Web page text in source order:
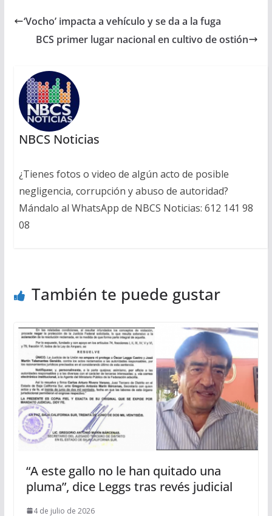
‘Vocho’ impacta a vehículo y se da a la fuga
BCS primer lugar nacional en cultivo de ostión
NBCS Noticias
¿Tienes fotos o video de algún acto de posible
negligencia, corrupción y abuso de autoridad?
Mándalo al WhatsApp de NBCS Noticias: 612 141 98
08
También te puede gustar
“A este gallo no le han quitado una
pluma”, dice Leggs tras revés judicial
4 de julio de 2026